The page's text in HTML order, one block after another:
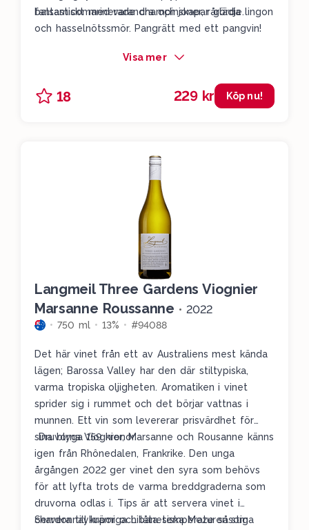
fantastiskt med varandra och skapar glädje.
balsamicomarinerade champinjoner, rårörda lingon
och hasselnötssmör. Pangrätt med ett pangvin!
Visa mer
18 229 kr Köp nu!
Langmeil Three Gardens Viognier
Marsanne Roussanne • 2022
750 ml 13% #94088
Det här vinet från ett av Australiens mest kända
lägen; Barossa Valley har den där stiltypiska,
varma tropiska oljigheten. Aromatiken i vinet
sprider sig i rummet och det börjar vattnas i
munnen. Ett vin som levererar prisvärdhet för
sina blyga 159 kronor.
Druvorna Viognier, Marsanne och Rousanne känns
igen från Rhônedalen, Frankrike. Den unga
årgången 2022 ger vinet den syra som behövs
för att lyfta trots de varma breddgraderna som
druvorna odlas i. Tips är att servera vinet i
chardonnaykupor och låta temperaturen stiga
Servera till krämiga Libanesiska Meze såsom